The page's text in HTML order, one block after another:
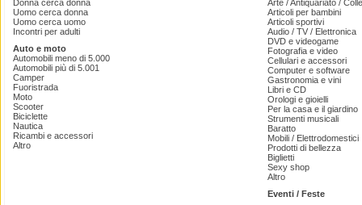
Donna cerca donna
Uomo cerca donna
Uomo cerca uomo
Incontri per adulti
Auto e moto
Automobili meno di 5.000
Automobili più di 5.001
Camper
Fuoristrada
Moto
Scooter
Biciclette
Nautica
Ricambi e accessori
Altro
Arte / Antiquariato /
Articoli per bambini
Articoli sportivi
Audio / TV / Elettronica
DVD e videogame
Fotografia e video
Cellulari e accessori
Computer e software
Gastronomia e vini
Libri e CD
Orologi e gioielli
Per la casa e il giardino
Strumenti musicali
Baratto
Mobili / Elettrodomestici
Prodotti di bellezza
Biglietti
Sexy shop
Altro
Eventi / Feste